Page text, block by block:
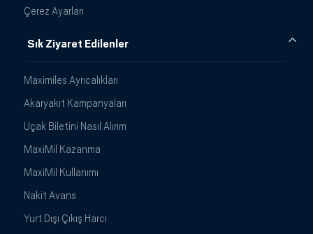
Çerez Ayarları
Sık Ziyaret Edilenler
Maximiles Ayrıcalıkları
Akaryakıt Kampanyaları
Uçak Biletini Nasıl Alırım
MaxiMil Kazanma
MaxiMil Kullanımı
Nakit Avans
Yurt Dışı Çıkış Harcı